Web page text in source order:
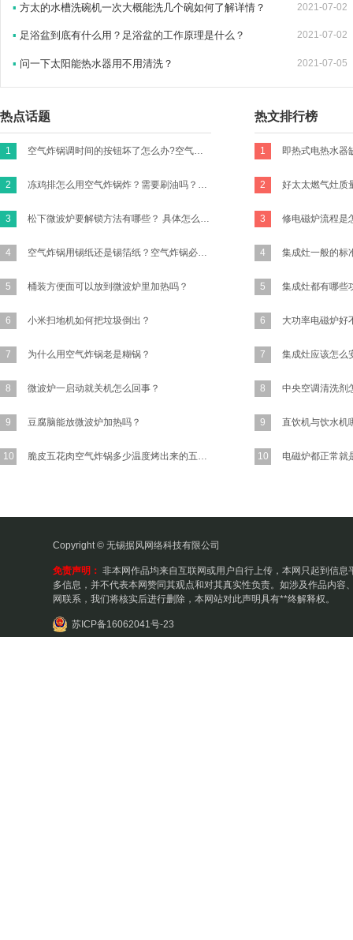
▪ 方太的水槽洗碗机一次大概能洗几个碗如何了解详情？ 2021-07-02
▪ 足浴盆到底有什么用？足浴盆的工作原理是什么？ 2021-07-02
▪ 问一下太阳能热水器用不用清洗？ 2021-07-05
热点话题
1 空气炸锅调时间的按钮坏了怎么办?空气炸锅的时间转扭不归零咋办？
2 冻鸡排怎么用空气炸锅炸？需要刷油吗？怎么做才好吃有味道？买新鲜的鸡胸肉的话怎么做？
3 松下微波炉要解锁方法有哪些？ 具体怎么操作？
4 空气炸锅用锡纸还是锡箔纸？空气炸锅必须要放锡纸吗?
5 桶装方便面可以放到微波炉里加热吗？
6 小米扫地机如何把垃圾倒出？
7 为什么用空气炸锅老是糊锅？
8 微波炉一启动就关机怎么回事？
9 豆腐脑能放微波炉加热吗？
10 脆皮五花肉空气炸锅多少温度烤出来的五花肉又香又脆？
热文排行榜
1
2
3
4
5 集成灶都有哪些
6
7 集成灶应该怎么
8
9
10
Copyright © 无锡据风网络科技有限公司
免责声明： 非本网作品均来自互联网或用户自行上传，本网只起到信息
多信息，并不代表本网赞同其观点和对其真实性负责。如涉及作品内容
网联系，我们将核实后进行删除，本网站对此声明具有**终解释权。
苏ICP备16062041号-23